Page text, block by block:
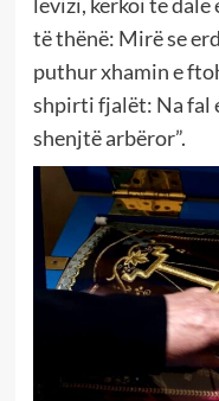
të thënë: Mirë se
puthur xhamin e
shpirti fjalët: Na fal
shenjtë arbëror”.